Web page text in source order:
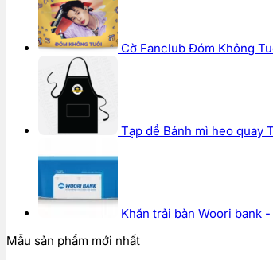
Cờ Fanclub Đóm Không
Tạp dề Bánh mì heo quay
Khăn trải bàn Woori bank
Mẫu sản phẩm mới nhất